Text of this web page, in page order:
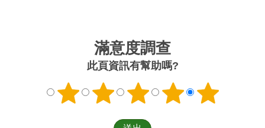
滿意度調查
此頁資訊有幫助嗎?